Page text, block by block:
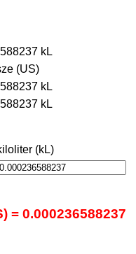
kL
(US)
kL
kL
(kL)
= 0.000236588237